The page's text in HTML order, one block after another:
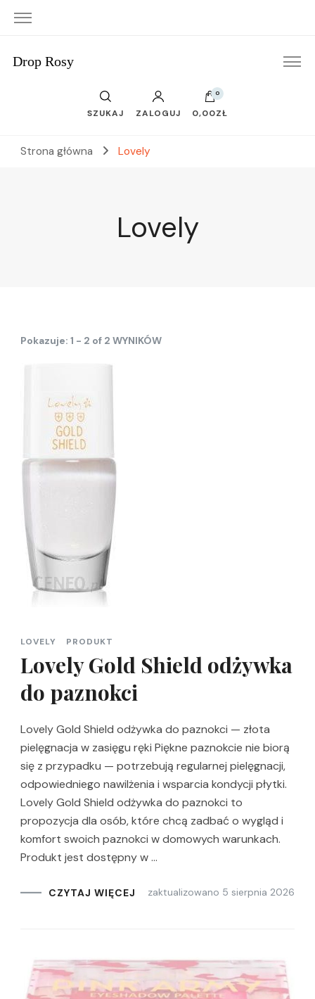
Drop Rosy
SZUKAJ ZALOGUJ
0
0,00ZŁ
Strona główna Lovely
Lovely
Pokazuje: 1 - 2 of 2 WYNIKÓW
LOVELY PRODUKT
Lovely Gold Shield odżywka
do paznokci
Lovely Gold Shield odżywka do paznokci — złota
pielęgnacja w zasięgu ręki Piękne paznokcie nie biorą
się z przypadku — potrzebują regularnej pielęgnacji,
odpowiedniego nawilżenia i wsparcia kondycji płytki.
Lovely Gold Shield odżywka do paznokci to
propozycja dla osób, które chcą zadbać o wygląd i
komfort swoich paznokci w domowych warunkach.
Produkt jest dostępny w …
CZYTAJ WIĘCEJ zaktualizowano 5 sierpnia 2026